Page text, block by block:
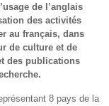
de l’anglais
des activités
au français, dans
de culture et de
des publications
8 pays de la